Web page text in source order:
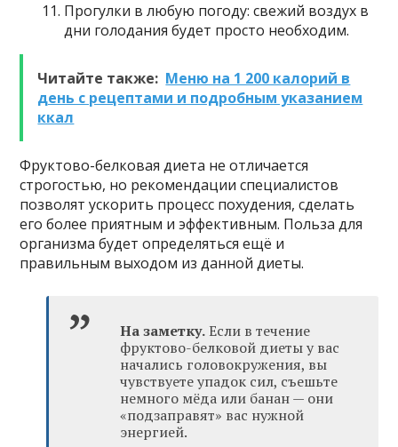
Прогулки в любую погоду: свежий воздух в
дни голодания будет просто необходим.
Читайте также: Меню на 1 200 калорий в
день с рецептами и подробным указанием
ккал
Фруктово-белковая диета не отличается
строгостью, но рекомендации специалистов
позволят ускорить процесс похудения, сделать
его более приятным и эффективным. Польза для
организма будет определяться ещё и
правильным выходом из данной диеты.
На заметку.Если в течение
фруктово-белковой диеты у вас
начались головокружения, вы
чувствуете упадок сил, съешьте
немного мёда или банан — они
«подзаправят» вас нужной
энергией.